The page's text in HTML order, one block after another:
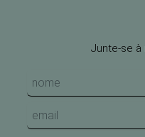
Junte-se